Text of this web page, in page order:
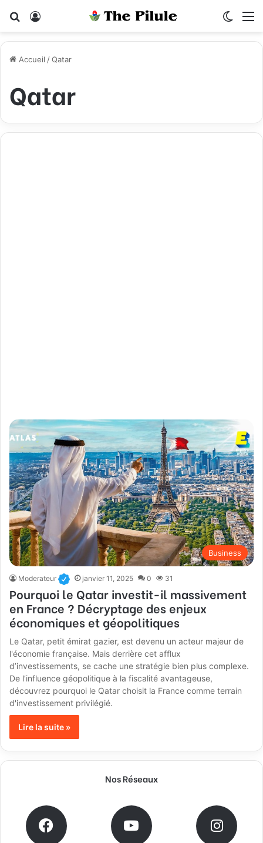
Rechercher
Accueil /Qatar
Qatar
Business
Moderateur janvier 11, 2025 0 31
Pourquoi le Qatar investit-il massivement
en France ? Décryptage des enjeux
économiques et géopolitiques
Le Qatar, petit émirat gazier, est devenu un acteur majeur de
l'économie française. Mais derrière cet afflux
d’investissements, se cache une stratégie bien plus complexe.
De l’influence géopolitique à la fiscalité avantageuse,
découvrez pourquoi le Qatar choisit la France comme terrain
d'investissement privilégié.
Lire la suite »
Nos Réseaux